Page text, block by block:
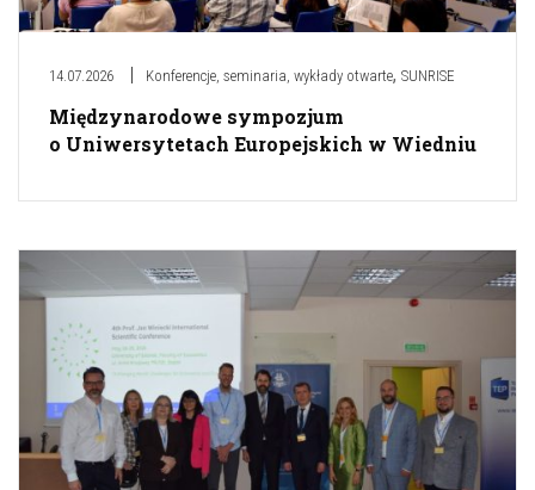
14.07.2026 Konferencje, seminaria, wykłady otwarte, SUNRISE
Międzynarodowe sympozjum
o Uniwersytetach Europejskich w Wiedniu